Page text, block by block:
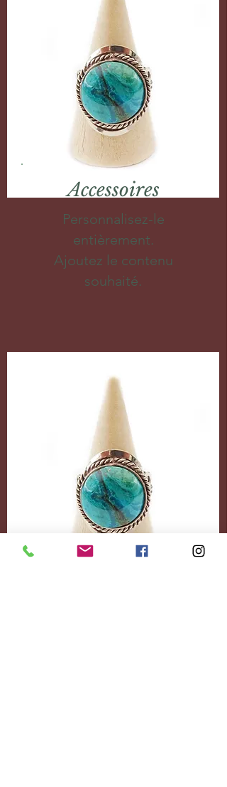
Accessoires
Personnalisez-le
entièrement.
Ajoutez le contenu
souhaité.